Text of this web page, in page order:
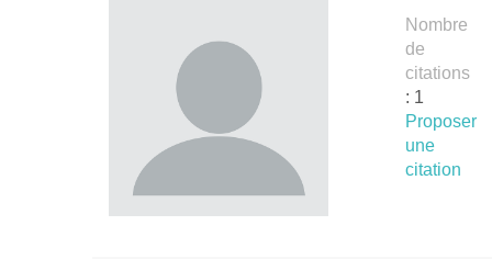
Nombre
de
citations
: 1
Proposer
une
citation